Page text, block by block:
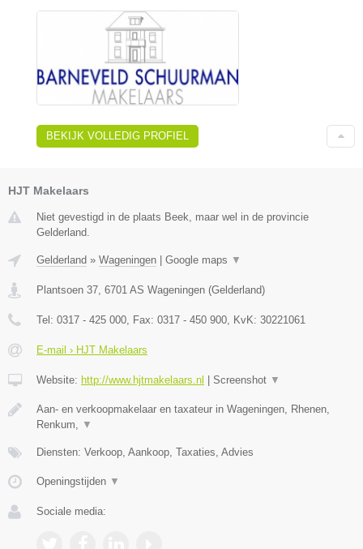
BEKIJK VOLLEDIG PROFIEL
HJT Makelaars
Niet gevestigd in de plaats Beek, maar wel in de provincie
Gelderland.
Gelderland » Wageningen | Google maps ▼
Plantsoen 37 6701 AS Wageningen (Gelderland)
Tel: 0317 - 425 000 , Fax: 0317 - 450 900 , KvK: 30221061
E-mail › HJT Makelaars
Website: http://www.hjtmakelaars.nl | Screenshot ▼
Aan- en verkoopmakelaar en taxateur in Wageningen, Rhenen,
Renkum,
▼
Diensten: Verkoop, Aankoop, Taxaties, Advies
Openingstijden ▼
Sociale media: